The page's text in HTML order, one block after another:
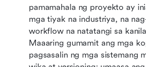
pamamahala ng proyekto ay
mga tiyak na industriya, na
workflow na natatangi sa
Maaaring gumamit ang mga
pagsasalin ng mga sistemang